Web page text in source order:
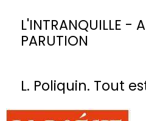
L'INTRANQUILLE -
PARUTION
L. Poliquin. Tout